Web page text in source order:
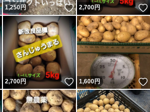
いいね！
1,250円 いいね！
2,700円
いいね！
2,700円 いいね！
1,600円